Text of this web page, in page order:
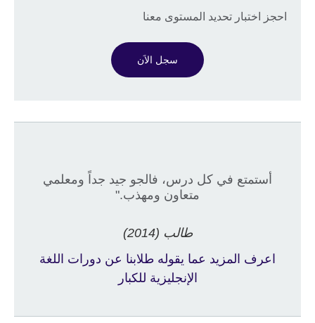
احجز اختبار تحديد المستوى معنا
سجل الاَن
أستمتع في كل درس، فالجو جيد جداً ومعلمي
متعاون ومهذب."
طالب (2014)
اعرف المزيد عما يقوله طلابنا عن دورات اللغة
الإنجليزية للكبار